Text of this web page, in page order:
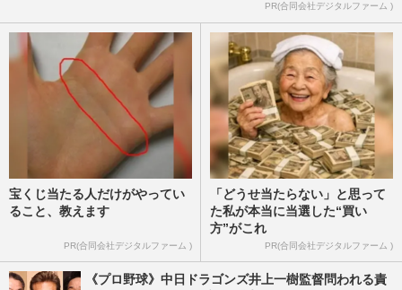
PR(合同会社デジタルファーム )
宝くじ当たる人だけがやってい
ること、教えます
PR(合同会社デジタルファーム )
「どうせ当たらない」と思って
た私が本当に当選した“買い
方”がこれ
PR(合同会社デジタルファーム )
《プロ野球》中日ドラゴンズ井上一樹監督問われる責